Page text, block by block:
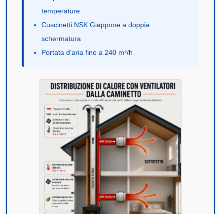
temperature
Cuscinetti NSK Giappone a doppia
schermatura
Portata d’aria fino a 240 m³/h